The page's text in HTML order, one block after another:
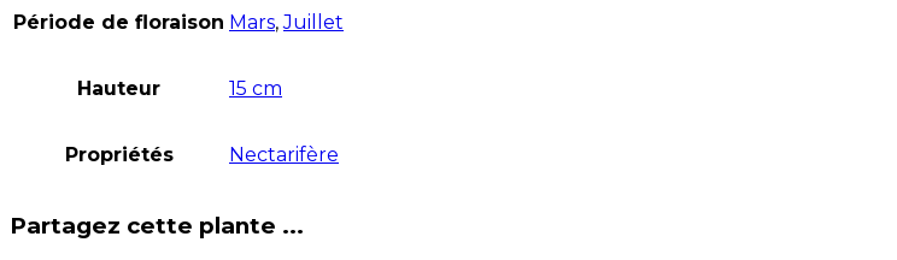
Période de floraison Mars,Juillet
Hauteur 15 cm
Propriétés Nectarifère
Partagez cette plante ...